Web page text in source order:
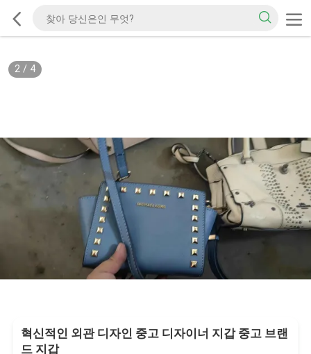
2/ 4
혁신적인 외관 디자인 중고 디자이너 지갑 중고 브랜
드 지갑